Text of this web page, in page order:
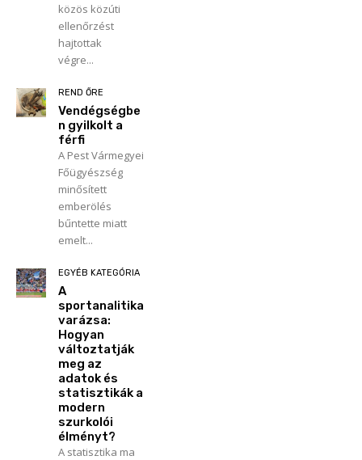
közös közúti
ellenőrzést
hajtottak
végre...
REND ŐRE
Vendégségbe
n gyilkolt a
férfi
A Pest Vármegyei
Főügyészség
minősített
emberölés
bűntette miatt
emelt...
EGYÉB KATEGÓRIA
A
sportanalitika
varázsa:
Hogyan
változtatják
meg az
adatok és
statisztikák a
modern
szurkolói
élményt?
A statisztika ma